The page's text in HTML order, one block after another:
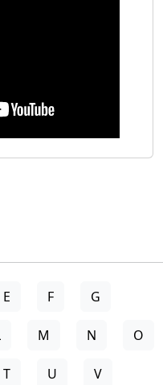
E F G
M N O
T U V